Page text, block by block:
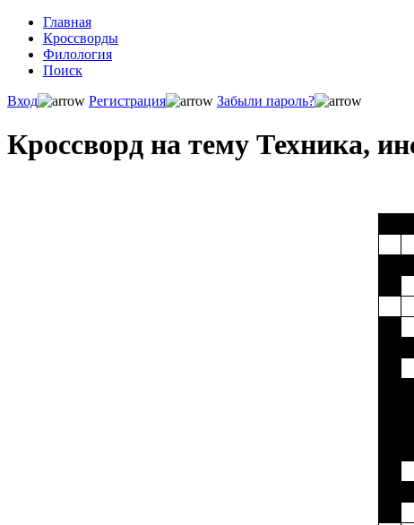
Главная
Кроссворды
Филология
Поиск
Вход
Регистрация Забыли пароль?
Кроссворд на тему Техника,